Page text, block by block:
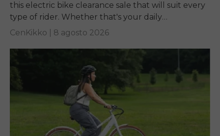
this electric bike clearance sale that will suit every
type of rider. Whether that's your daily
commuting, riding long...
CenKikko | 8 agosto 2026